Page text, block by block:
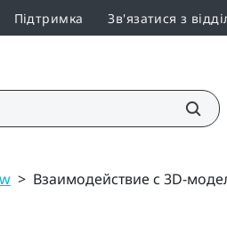
Підтримка Зв'язатися з
> Взаимодействие с 3D-